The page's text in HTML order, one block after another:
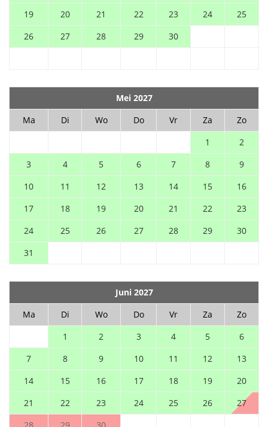
19
20 21 22 23 24
25
26
27 28 29 30
Mei 2027
Ma
Di Wo Do Vr Za
Zo
1
2
3
4 5 6 7 8
9
10
11 12 13 14 15
16
17
18 19 20 21 22
23
24
25 26 27 28 29
30
31
Juni 2027
Ma
Di Wo Do Vr Za
Zo
1
2 3 4 5
6
7
8 9 10 11 12
13
14
15 16 17 18 19
20
21
22 23 24 25 26
27